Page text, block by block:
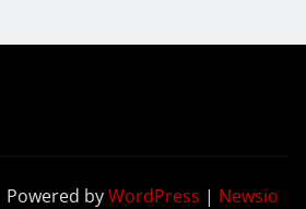
byWordPress | Newsio